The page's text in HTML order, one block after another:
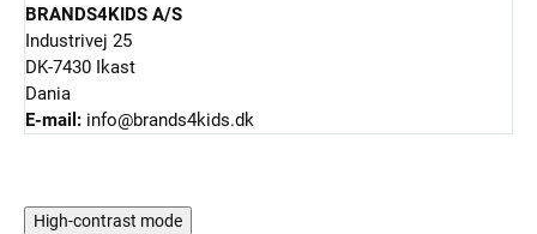
BRANDS4KIDS A/S
Industrivej 25
DK-7430 Ikast
Dania
E-mail: info@brands4kids.dk
High-contrast mode